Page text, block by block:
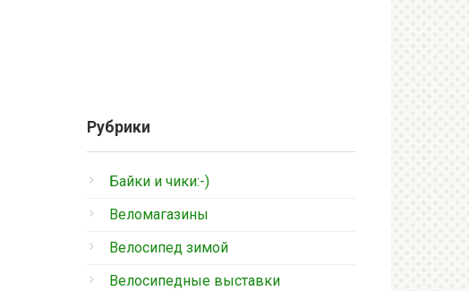
Рубрики
Байки и чики:-)
Веломагазины
Велосипед зимой
Велосипедные выставки